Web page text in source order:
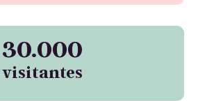
30.000
visitantes